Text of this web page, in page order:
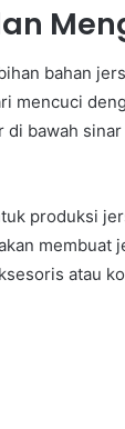
bahan
mencuci
bawah
produksi
atau